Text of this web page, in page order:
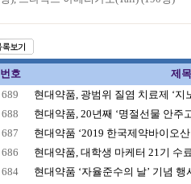
번호
제목
689
현대약품, 광범위 질염 치료제 ‘지
688
현대약품, 20년째 ‘명절선물 안주
687
현대약품 ‘2019 한국제약바이오
686
현대약품, 대학생 마케터 21기 수
684
현대약품 ‘자율준수의 날’ 기념 행